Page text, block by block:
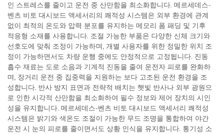
인 스트레스를 줄이고 운전 중 산만함을 최소화합니다. 메르세데스-
벤츠 비토 대시보드 액세서리의 쾌적성 시스템은 외부 환경에 관계
없이 최적의 온도와 압력 분포를 유지하는 메모리 폼 패딩 및 기후
적응형 소재를 사용합니다. 조절 가능한 부품은 다양한 신체 크기와
선호도에 맞춰 조정이 가능하며, 개별 사용자를 위한 정밀한 위치 조
정이 가능하면서도 차량 운행 중에도 안정적으로 고정됩니다. 진동
흡수 재료는 도로 소음과 기계적 진동을 줄여 운전자 피로를 완화하
며, 장거리 운전 중 집중력을 지원하는 보다 고조된 운전 환경을 조
성합니다. 반사 방지 표면과 전략적 배치는 햇빛 반사나 외부 광원으
로 인한 시각적 산만함을 최소화하여 필수 정보와 제어 장치의 시인
성을 유지합니다. 메르세데스-벤츠 비토 대시보드 액세서리 쾌적성
시스템은 밝기와 색온도 조절이 가능한 무드 조명을 통합하여 야간
운전 시 눈의 피로를 줄이면서도 상황 인식을 유지합니다. 통기성 소